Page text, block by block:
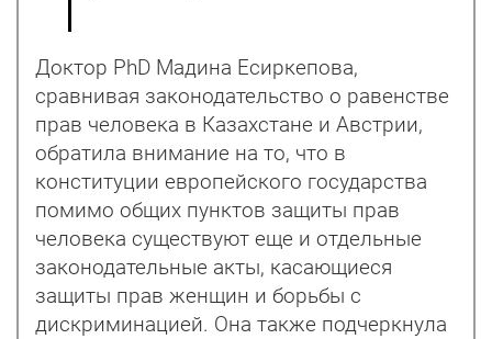
Доктор PhD Мадина Есиркепова,
сравнивая законодательство о равенстве
прав человека в Казахстане и Австрии,
обратила внимание на то, что в
конституции европейского государства
помимо общих пунктов защиты прав
человека существуют еще и отдельные
законодательные акты, касающиеся
защиты прав женщин и борьбы с
дискриминацией. Она также подчеркнула